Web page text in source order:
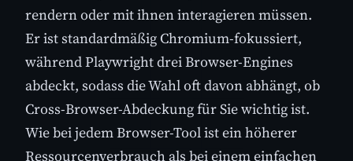
rendern oder mit ihnen interagieren müssen.
Er ist standardmäßig Chromium-fokussiert,
während Playwright drei Browser-Engines
abdeckt, sodass die Wahl oft davon abhängt, ob
Cross-Browser-Abdeckung für Sie wichtig ist.
Wie bei jedem Browser-Tool ist ein höherer
Ressourcenverbrauch als bei einem einfachen